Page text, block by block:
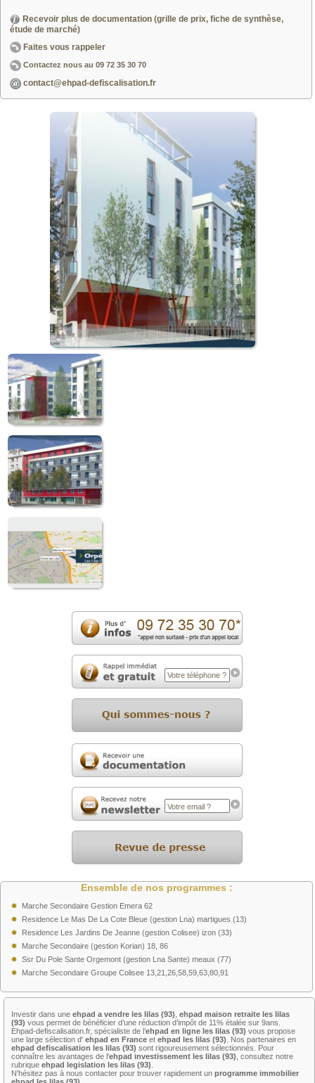
Recevoir plus de documentation (grille de prix, fiche de synthèse,
étude de marché)
Faites vous rappeler
Contactez nous au 09 72 35 30 70
contact@ehpad-defiscalisation.fr
Ensemble de nos programmes :
Marche Secondaire Gestion Emera 62
Residence Le Mas De La Cote Bleue (gestion Lna) martigues (13)
Residence Les Jardins De Jeanne (gestion Colisee) izon (33)
Marche Secondaire (gestion Korian) 18, 86
Ssr Du Pole Sante Orgemont (gestion Lna Sante) meaux (77)
Marche Secondaire Groupe Colisee 13,21,26,58,59,63,80,91
Investir dans une ehpad a vendre les lilas (93) ehpad maison retraite les lilas
(93) vous permet de bénéficier d’une réduction d’impôt de 11% étalée sur 9ans.
Ehpad-defiscalisation.fr, spécialiste de l’ehpad en ligne les lilas (93) vous propose
une large sélection d' ehpad en Franceet ehpad les lilas (93) . Nos partenaires en
ehpad defiscalisation les lilas (93) sont rigoureusement sélectionnés. Pour
connaître les avantages de l'ehpad investissement les lilas (93) , consultez notre
rubrique ehpad legislation les lilas (93)
N'hésitez pas à nous contacter pour trouver rapidement un programme immobilier